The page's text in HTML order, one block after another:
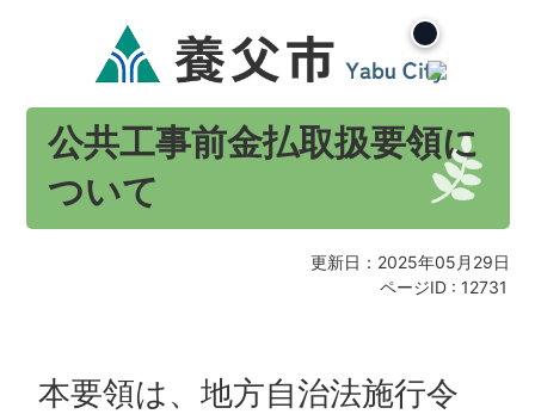
公共工事前金払取扱要領に
ついて
更新日：2025年05月29日
ページID : 12731
本要領は、地方自治法施行令